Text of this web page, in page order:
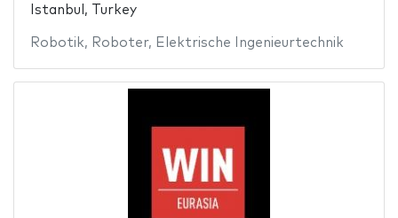
Istanbul, Turkey
Robotik, Roboter, Elektrische Ingenieurtechnik